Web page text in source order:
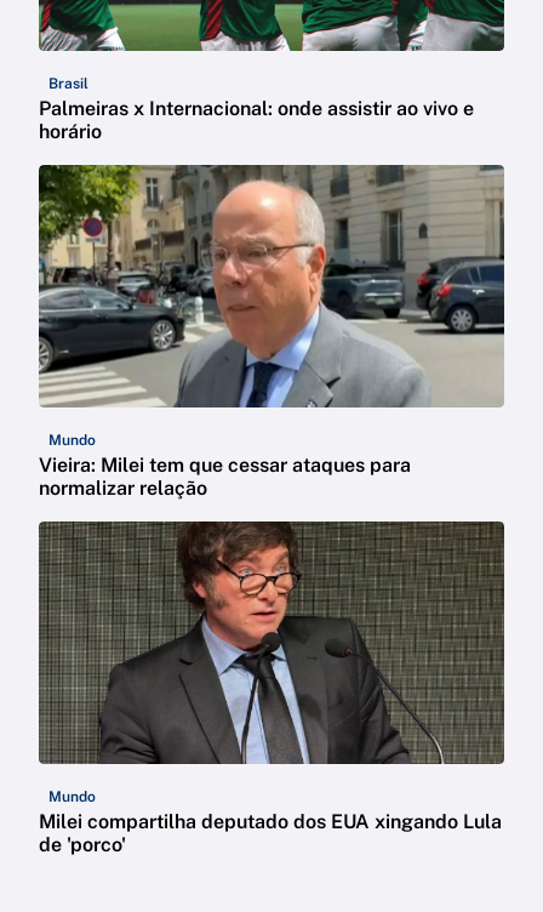
Brasil
Palmeiras x Internacional: onde assistir ao vivo e
horário
Mundo
Vieira: Milei tem que cessar ataques para
normalizar relação
Mundo
Milei compartilha deputado dos EUA xingando Lula
de 'porco'